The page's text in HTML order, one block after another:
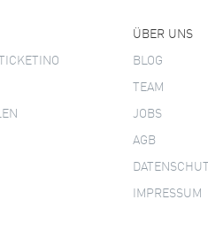
ÜBER UNS
BLOG
TEAM
JOBS
AGB
IMPRESSUM